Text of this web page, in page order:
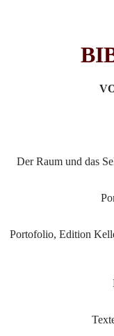
Der Raum und das
Portofolio, Edition